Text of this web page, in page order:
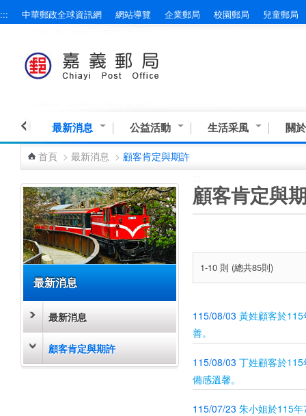
跳到主要內容區塊
::: 中華郵政全球資訊網 網站導覽 企業郵局 校園郵局 兒童郵局
最新消息 公益活動 生活采風 關
首頁 > 最新消息 > 顧客肯定與期許
最新消息
最新消息
顧客肯定與期許
顧客肯定與
1-10 則 (總共85則)
115/08/03 黃姓顧客於
善。
115/08/03 丁姓顧客於
備感溫馨。
115/07/23 朱小姐於115